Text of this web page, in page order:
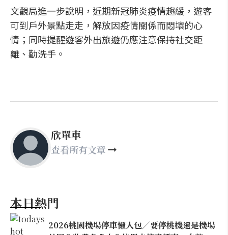
文觀局進一步說明，近期新冠肺炎疫情趨緩，遊客
可到戶外景點走走，解放因疫情關係而悶壞的心
情；同時提醒遊客外出旅遊仍應注意保持社交距
離、勤洗手。
欣單車
查看所有文章
本日熱門
2026桃園機場停車懶人包／要停桃機還是機場